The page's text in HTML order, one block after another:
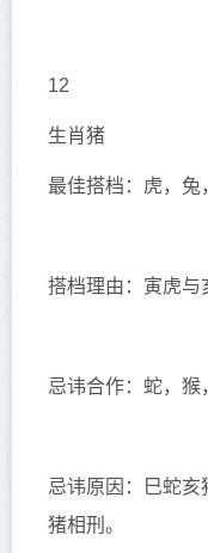
12
生肖猪
最佳搭档：虎，兔
搭档理由：寅虎与
忌讳合作：蛇，猴
忌讳原因：巳蛇
猪相刑。